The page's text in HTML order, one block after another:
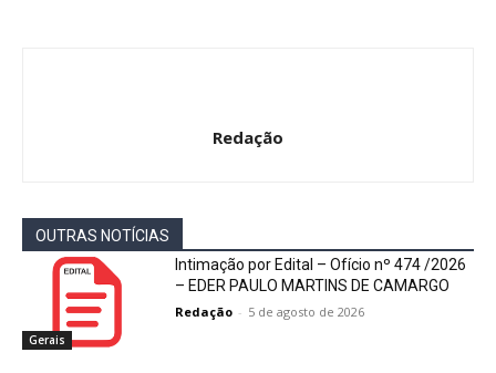
Redação
OUTRAS NOTÍCIAS
Gerais
Intimação por Edital – Ofício nº 474 /2026
– EDER PAULO MARTINS DE CAMARGO
Redação - 5 de agosto de 2026